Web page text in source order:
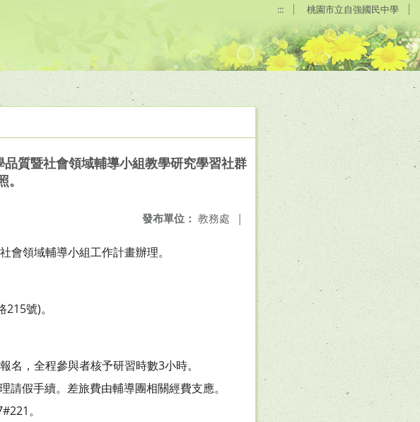
::: 桃園市立自強國民中學
質暨社會領域輔導小組教學研究學習社群
發布單位： 教務處 |
會領域輔導小組工作計畫辦理。
號)。
名，全程參與者核予研習時數3小時。
請假手續。差旅費由輔導團相關經費支應。
。